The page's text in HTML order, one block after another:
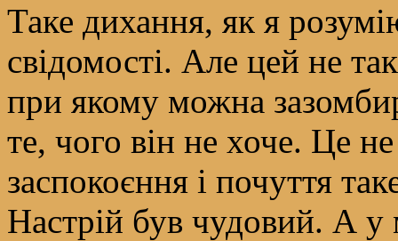
Таке дихання, як я
свідомості. Але цей не
при якому можна
те, чого він не хоче. Це
заспокоєння і почуття
Настрій був чудовий. А у